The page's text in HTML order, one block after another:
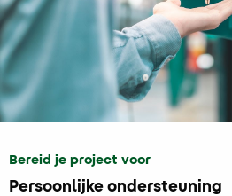
Bereid je project voor
Persoonlijke ondersteuning